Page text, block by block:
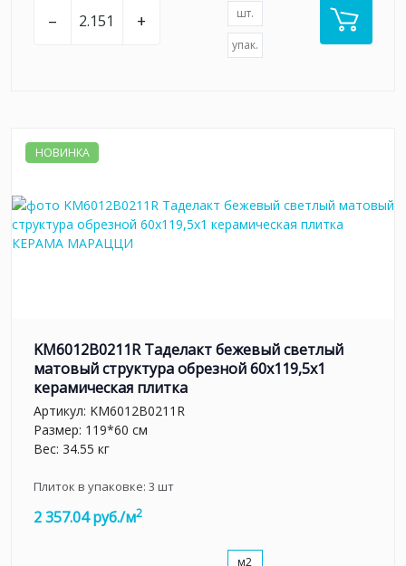
– + шт.
упак.
НОВИНКА
KM6012B0211R Таделакт бежевый светлый
матовый структура обрезной 60x119,5x1
керамическая плитка
Артикул: KM6012B0211R
Размер: 119*60 см
Вес: 34.55 кг
Плиток в упаковке: 3 шт
2 357.04 руб./м2
м2